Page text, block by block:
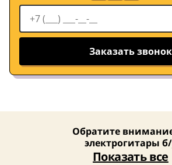
Заказать звонок
Обратите
электрогитары
Показать все